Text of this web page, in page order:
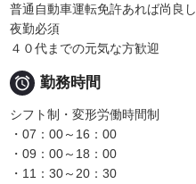
普通自動車運転免許あれば尚良し
夜勤必須
４０代までの元気な方歓迎
 勤務時間
シフト制・変形労働時間制
・07：00～16：00
・09：00～18：00
・11：30～20：30